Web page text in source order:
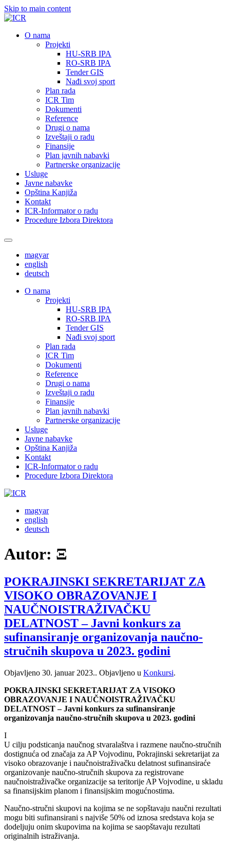
Skip to main content
О nama
Projekti
HU-SRB IPA
RO-SRB IPA
Tender GIS
Nađi svoj sport
Plan rada
ICR Tim
Dokumenti
Reference
Drugi o nama
Izveštaji o radu
Finansije
Plan javnih nabavki
Partnerske organizacije
Usluge
Javne nabavke
Opština Kanjiža
Kontakt
ICR-Informator o radu
Procedure Izbora Direktora
magyar
english
deutsch
О nama
Projekti
HU-SRB IPA
RO-SRB IPA
Tender GIS
Nađi svoj sport
Plan rada
ICR Tim
Dokumenti
Reference
Drugi o nama
Izveštaji o radu
Finansije
Plan javnih nabavki
Partnerske organizacije
Usluge
Javne nabavke
Opština Kanjiža
Kontakt
ICR-Informator o radu
Procedure Izbora Direktora
magyar
english
deutsch
Autor: Ξ
POKRAJINSKI SEKRETARIJAT ZA
VISOKO OBRAZOVANJE I
NAUČNOISTRAŽIVAČKU
DELATNOST – Javni konkurs za
sufinansiranje organizovanja naučno-
stručnih skupova u 2023. godini
Objavljeno 30. januar 2023.. Objavljeno u Konkursi.
POKRAJINSKI SEKRETARIJAT ZA VISOKO
OBRAZOVANJE I NAUČNOISTRAŽIVAČKU
DELATNOST –Javni konkurs za sufinansiranje
organizovanja naučno-stručnih skupova u 2023. godini
I
U cilju podsticanja naučnog stvaralaštva i razmene naučno-stručnih
dostignuća od značaja za AP Vojvodinu, Pokrajinski sekretarijat za
visoko obrazovanje i naučnoistraživačku delatnost sufinansiraće
organizovanje naučno-stručnih skupova za registrovane
naučnoistraživačke organizacije sa teritorije AP Vojvodine, u skladu
sa finansijskim planom i finansijskim mogućnostima.
Naučno-stručni skupovi na kojima se ne sopštavaju naučni rezultati
mogu biti sufinansirani s najviše 50% od iznosa sredstava koja se
dodeljuju onim skupovima na kojima se saopštavaju rezultati
originalnih istraživanja.